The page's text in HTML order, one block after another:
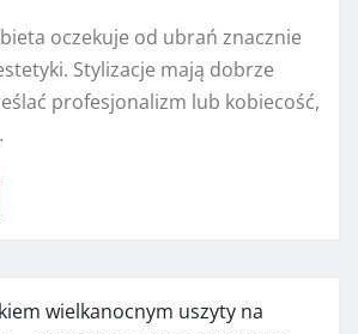
oczekuje od ubrań znacznie
Stylizacje mają dobrze
profesjonalizm lub kobiecość,